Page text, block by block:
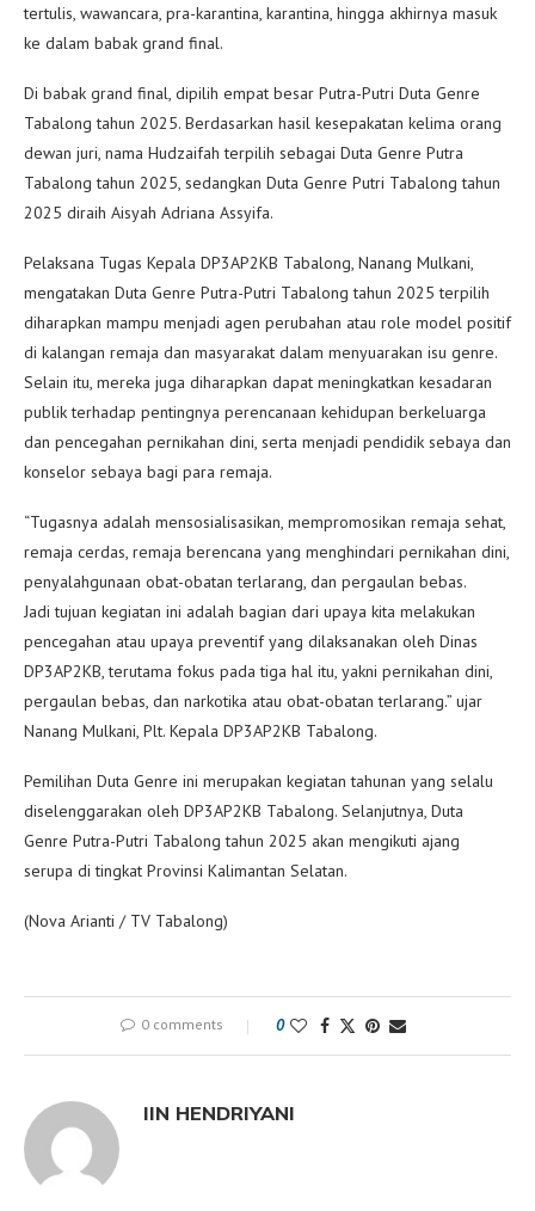
tertulis, wawancara, pra-karantina, karantina, hingga akhirnya masuk
ke dalam babak grand final.
Di babak grand final, dipilih empat besar Putra-Putri Duta Genre
Tabalong tahun 2025. Berdasarkan hasil kesepakatan kelima orang
dewan juri, nama Hudzaifah terpilih sebagai Duta Genre Putra
Tabalong tahun 2025, sedangkan Duta Genre Putri Tabalong tahun
2025 diraih Aisyah Adriana Assyifa.
Pelaksana Tugas Kepala DP3AP2KB Tabalong, Nanang Mulkani,
mengatakan Duta Genre Putra-Putri Tabalong tahun 2025 terpilih
diharapkan mampu menjadi agen perubahan atau role model positif
di kalangan remaja dan masyarakat dalam menyuarakan isu genre.
Selain itu, mereka juga diharapkan dapat meningkatkan kesadaran
publik terhadap pentingnya perencanaan kehidupan berkeluarga
dan pencegahan pernikahan dini, serta menjadi pendidik sebaya dan
konselor sebaya bagi para remaja.
“Tugasnya adalah mensosialisasikan, mempromosikan remaja sehat,
remaja cerdas, remaja berencana yang menghindari pernikahan dini,
penyalahgunaan obat-obatan terlarang, dan pergaulan bebas.
Jadi tujuan kegiatan ini adalah bagian dari upaya kita melakukan
pencegahan atau upaya preventif yang dilaksanakan oleh Dinas
DP3AP2KB, terutama fokus pada tiga hal itu, yakni pernikahan dini,
pergaulan bebas, dan narkotika atau obat-obatan terlarang.” ujar
Nanang Mulkani, Plt. Kepala DP3AP2KB Tabalong.
Pemilihan Duta Genre ini merupakan kegiatan tahunan yang selalu
diselenggarakan oleh DP3AP2KB Tabalong. Selanjutnya, Duta
Genre Putra-Putri Tabalong tahun 2025 akan mengikuti ajang
serupa di tingkat Provinsi Kalimantan Selatan.
(Nova Arianti / TV Tabalong)
0 comments 0
IIN HENDRIYANI